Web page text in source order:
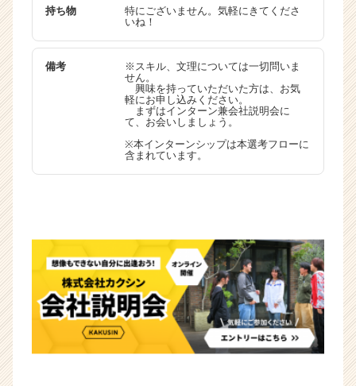
持ち物
特にございません。気軽にきてくださ
いね！
備考
※スキル、文理については一切問いま
せん。
興味を持っていただいた方は、お気
軽にお申し込みください。
まずはインターン兼会社説明会に
て、お会いしましょう。
※本インターンシップは本選考フローに
含まれています。